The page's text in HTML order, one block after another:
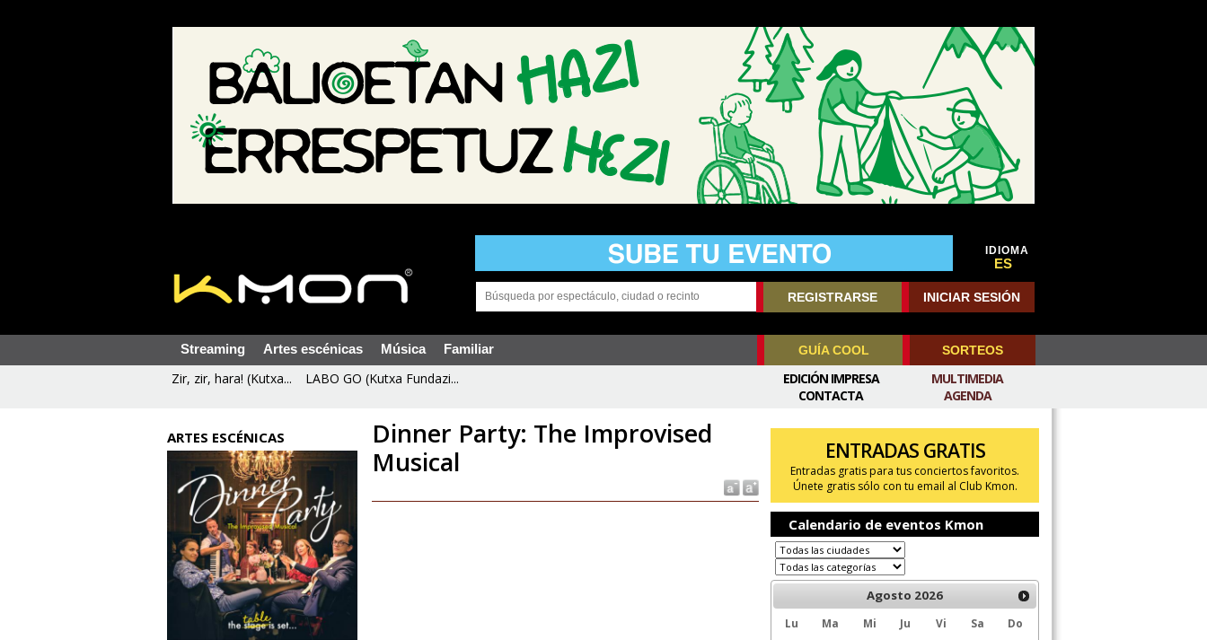
IDIOMA
ES
REGISTRARSE INICIAR SESIÓN
Streaming Artes escénicas Música Familiar GUÍA COOL SORTEOS
Zir, zir, hara! (Kutxa... LABO GO (Kutxa Fundazi...
MULTIMEDIA
AGENDA
EDICIÓN IMPRESA
CONTACTA
ARTES ESCÉNICAS
Dinner Party: The Improvised
Musical
ENTRADAS GRATIS
Entradas gratis para tus conciertos favoritos.
Únete gratis sólo con tu email al Club Kmon.
Calendario de eventos Kmon
Agosto 2026
Lu Ma Mi Ju Vi Sa
Do